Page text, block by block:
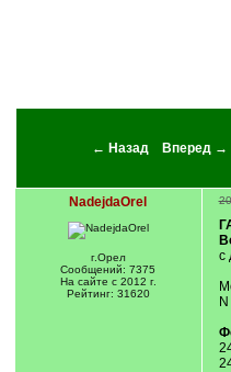
← Назад Вперед →
NadejdaOrel
г.Орел
Сообщений: 7375
На сайте с 2012 г.
Рейтинг: 31620
с